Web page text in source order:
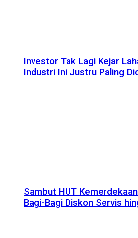
Investor Tak Lagi Kejar
Industri Ini Justru Paling
Sambut HUT
Bagi-Bagi Diskon Servis